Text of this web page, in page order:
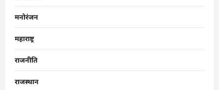
मनोरंजन
महाराष्ट्र
राजनीति
राजस्थान